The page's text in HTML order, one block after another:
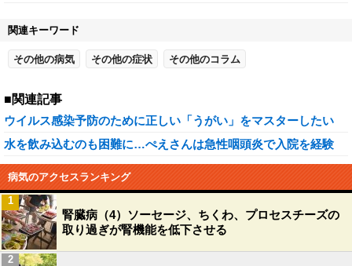
関連キーワード
その他の病気 その他の症状 その他のコラム
■関連記事
ウイルス感染予防のために正しい「うがい」をマスターしたい
水を飲み込むのも困難に…ぺえさんは急性咽頭炎で入院を経験
病気のアクセスランキング
腎臓病（4）ソーセージ、ちくわ、プロセスチーズの
取り過ぎが腎機能を低下させる
1
2